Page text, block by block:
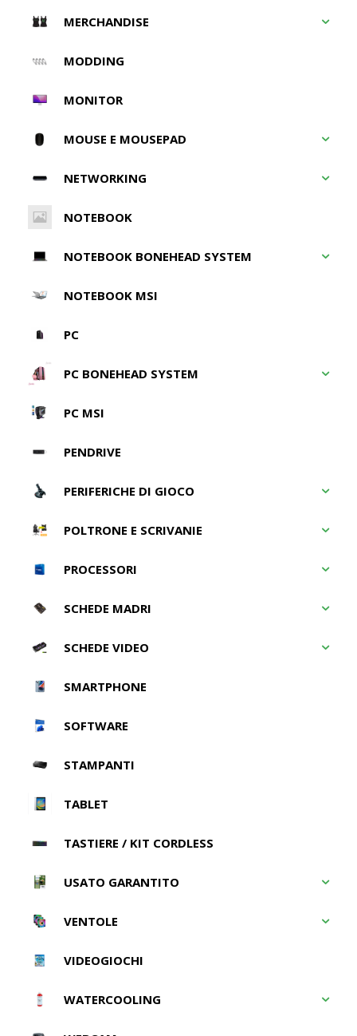
MERCHANDISE
MODDING
MONITOR
MOUSE E MOUSEPAD
NETWORKING
NOTEBOOK
NOTEBOOK BONEHEAD SYSTEM
NOTEBOOK MSI
PC
PC BONEHEAD SYSTEM
PC MSI
PENDRIVE
PERIFERICHE DI GIOCO
POLTRONE E SCRIVANIE
PROCESSORI
SCHEDE MADRI
SCHEDE VIDEO
SMARTPHONE
SOFTWARE
STAMPANTI
TABLET
TASTIERE / KIT CORDLESS
USATO GARANTITO
VENTOLE
VIDEOGIOCHI
WATERCOOLING